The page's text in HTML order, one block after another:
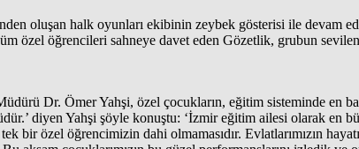
oluşan halk oyunları ekibinin zeybek gösterisi ile devam
özel öğrencileri sahneye davet eden Gözetlik, grubun sevilen
Dr. Ömer Yahşi, özel çocukların, eğitim sisteminde en
diyen Yahşi şöyle konuştu: ‘İzmir eğitim ailesi olarak en
bir özel öğrencimizin dahi olmamasıdır. Evlatlarımızın